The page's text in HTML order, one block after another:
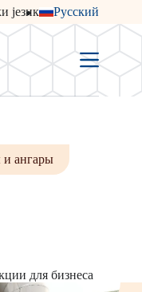
језик Русский
ангары
для бизнеса